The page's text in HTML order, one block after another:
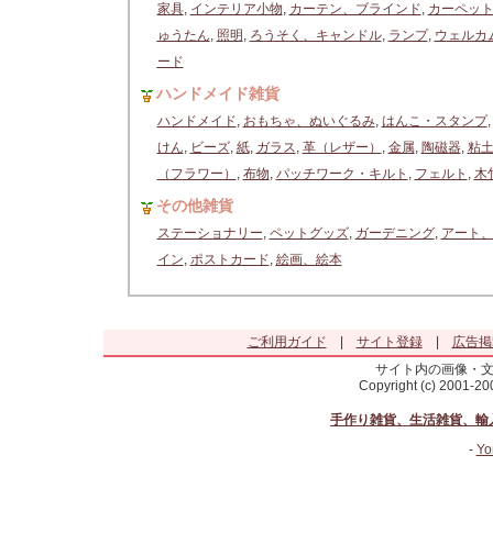
家具, インテリア小物, カーテン、ブラインド, カーペッ
ゅうたん, 照明 , ろうそく、キャンドル, ランプ, ウェルカ
ード
ハンドメイド雑貨
ハンドメイド, おもちゃ、ぬいぐるみ, はんこ・スタンプ,
けん, ビーズ, 紙, ガラス, 革（レザー） , 金属, 陶磁器, 粘土
（フラワー） , 布物, パッチワーク・キルト , フェルト , 木
その他雑貨
ステーショナリー, ペットグッズ, ガーデニング, アート
イン, ポストカード, 絵画、絵本
ご利用ガイド サイト登録|
広告
サイト内の画像・
Copyright (c) 2001-
手作り雑貨、生活雑貨、
-